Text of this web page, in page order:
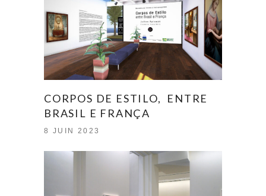
CORPOS DE ESTILO, ENTRE
BRASIL E FRANÇA
8 JUIN 2023